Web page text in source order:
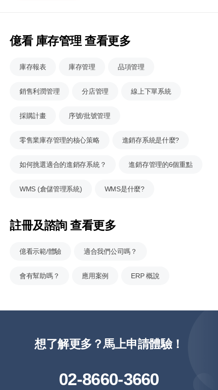
億看 庫存管理 查看更多
庫存報表 庫存管理 品項管理
銷售利潤管理 分店管理 線上下單系統
採購計畫 序號/批號管理
零售業庫存管理的核心策略 進銷存系統是什麼?
如何挑選適合的進銷存系統？ 進銷存管理的6個重點
WMS (倉儲管理系統) WMS是什麼?
註冊及諮詢 查看更多
億看示範/體驗 適合我們公司嗎？
會有幫助嗎？ 應用案例 ERP 概說
想了解更多？馬上申請體驗！
02-8660-3660